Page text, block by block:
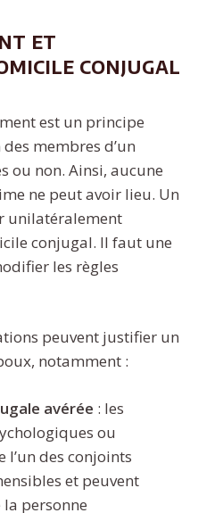
et
conjugal
est un principe
membres d’un
ou non. Ainsi, aucune
ne peut avoir lieu. Un
unilatéralement
conjugal. Il faut une
les règles
peuvent justifier un
notamment :
avérée : les
ou
l’un des conjoints
et peuvent
personne